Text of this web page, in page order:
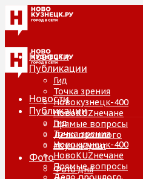
Новости
Публикации
Гид
Точка зрения
Новокузнецк-400
НовоKUZнечане
Прямые вопросы
Дело прошлого
#КузняРулит
Фото
Фото дня
Новости
Публикации
Гид
Точка зрения
Новокузнецк-400
НовоKUZнечане
Прямые вопросы